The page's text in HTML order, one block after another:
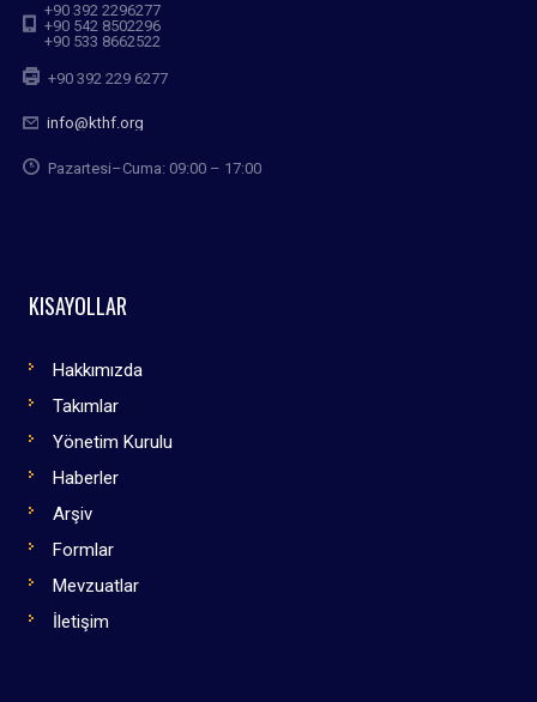
+90 392 2296277
+90 542 8502296
+90 533 8662522
+90 392 229 6277
info@kthf.org
Pazartesi–Cuma: 09:00 – 17:00
KISAYOLLAR
Hakkımızda
Takımlar
Yönetim Kurulu
Haberler
Arşiv
Formlar
Mevzuatlar
İletişim